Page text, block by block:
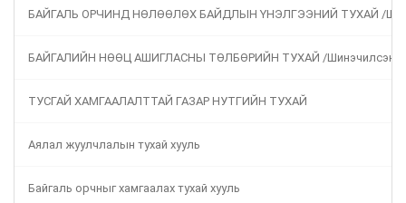
БАЙГАЛЬ ОРЧИНД НӨЛӨӨЛӨХ БАЙДЛЫН ҮНЭЛГЭЭНИЙ ТУХАЙ /
БАЙГАЛИЙН НӨӨЦ АШИГЛАСНЫ ТӨЛБӨРИЙН ТУХАЙ /Шинэчилсэн
ТУСГАЙ ХАМГААЛАЛТТАЙ ГАЗАР НУТГИЙН ТУХАЙ
Аялал жуулчлалын тухай хууль
Байгаль орчныг хамгаалах тухай хууль